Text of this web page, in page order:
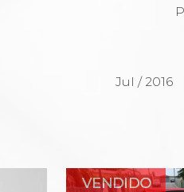
Jul / 2016